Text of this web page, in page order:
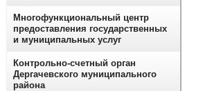
Многофункциональный центр
предоставления государственных
и муниципальных услуг
Контрольно-счетный орган
Дергачевского муниципального
района